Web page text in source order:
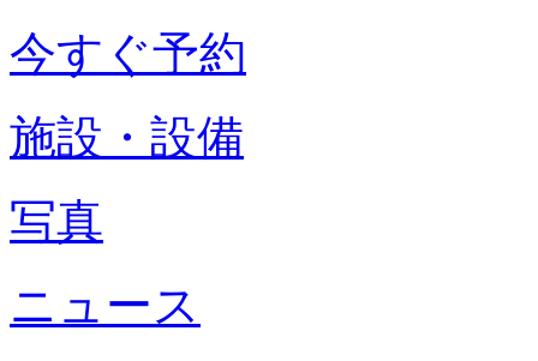
今すぐ予約
施設・設備
写真
ニュース